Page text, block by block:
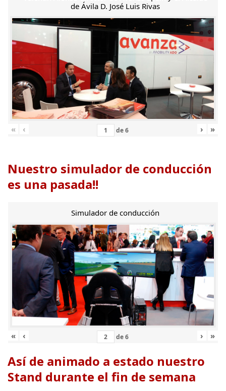
de Ávila D. José Luis Rivas
« ‹ de6 › »
Nuestro simulador de conducción
es una pasada!!
Simulador de conducción
« ‹ de6 › »
Así de animado a estado nuestro
Stand durante el fin de semana